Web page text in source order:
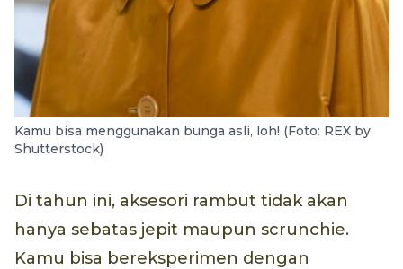
Kamu bisa menggunakan bunga asli, loh! (Foto: REX by
Shutterstock)
Di tahun ini, aksesori rambut tidak akan
hanya sebatas jepit maupun scrunchie.
Kamu bisa bereksperimen dengan